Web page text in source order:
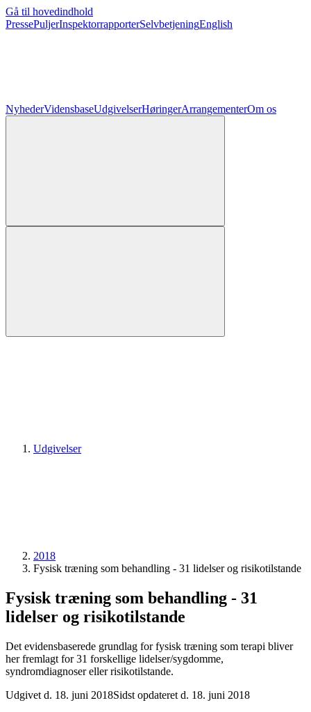
Gå til hovedindhold
PressePuljerInspektorrapporterSelvbetjeningEnglish
NyhederVidensbaseUdgivelserHøringerArrangementerOm os
Udgivelser
2018
Fysisk træning som behandling - 31 lidelser og risikotilstande
Fysisk træning som behandling - 31
lidelser og risikotilstande
Det evidensbaserede grundlag for fysisk træning som terapi bliver
her fremlagt for 31 forskellige lidelser/sygdomme,
syndromdiagnoser eller risikotilstande.
Udgivet d. 18. juni 2018Sidst opdateret d. 18. juni 2018